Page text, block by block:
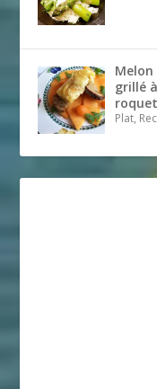
grillé
Plat,